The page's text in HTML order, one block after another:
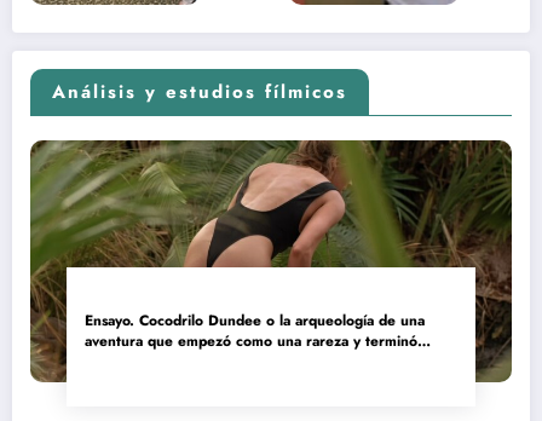
Análisis y estudios fílmicos
Ensayo. Cocodrilo Dundee o la arqueología de una
aventura que empezó como una rareza y terminó